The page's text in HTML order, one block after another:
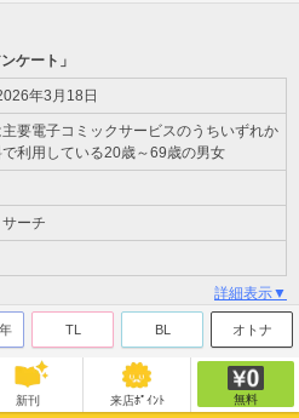
ケート」
年3月18日
要電子コミックサービスのうちいずれか
利用している20歳～69歳の男女
ーチ
詳細表示▼
TL BL オトナ
新刊 来店ﾎﾟｲﾝﾄ 無料